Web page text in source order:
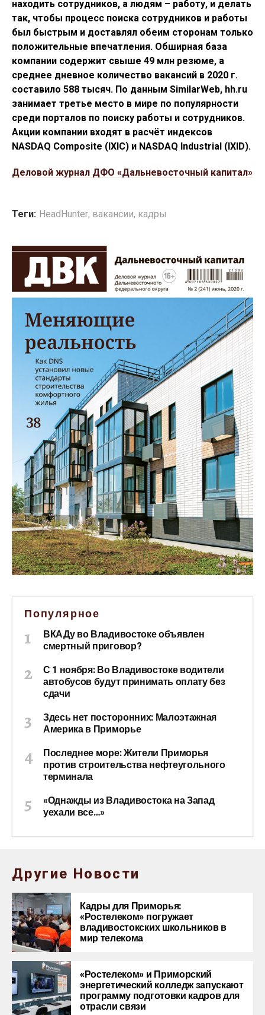
находить сотрудников, а людям – работу, и делать
так, чтобы процесс поиска сотрудников и работы
был быстрым и доставлял обеим сторонам только
положительные впечатления. Обширная база
компании содержит свыше 49 млн резюме, а
среднее дневное количество вакансий в 2020 г.
составило 588 тысяч. По данным SimilarWeb, hh.ru
занимает третье место в мире по популярности
среди порталов по поиску работы и сотрудников.
Акции компании входят в расчёт индексов
NASDAQ Composite (IXIC) и NASDAQ Industrial (IXID).
Деловой журнал ДФО «Дальневосточный капитал»
Теги: HeadHunter, вакансии, кадры
Популярное
ВКАДу во Владивостоке объявлен
смертный приговор?
С 1 ноября: Во Владивостоке водители
автобусов будут принимать оплату без
сдачи
Здесь нет посторонних: Малоэтажная
Америка в Приморье
Последнее море: Жители Приморья
против строительства нефтеугольного
терминала
«Однажды из Владивостока на Запад
уехали все…»
Другие Новости
Кадры для Приморья:
«Ростелеком» погружает
владивостокских школьников в
мир телекома
«Ростелеком» и Приморский
энергетический колледж запускают
программу подготовки кадров для
отрасли связи